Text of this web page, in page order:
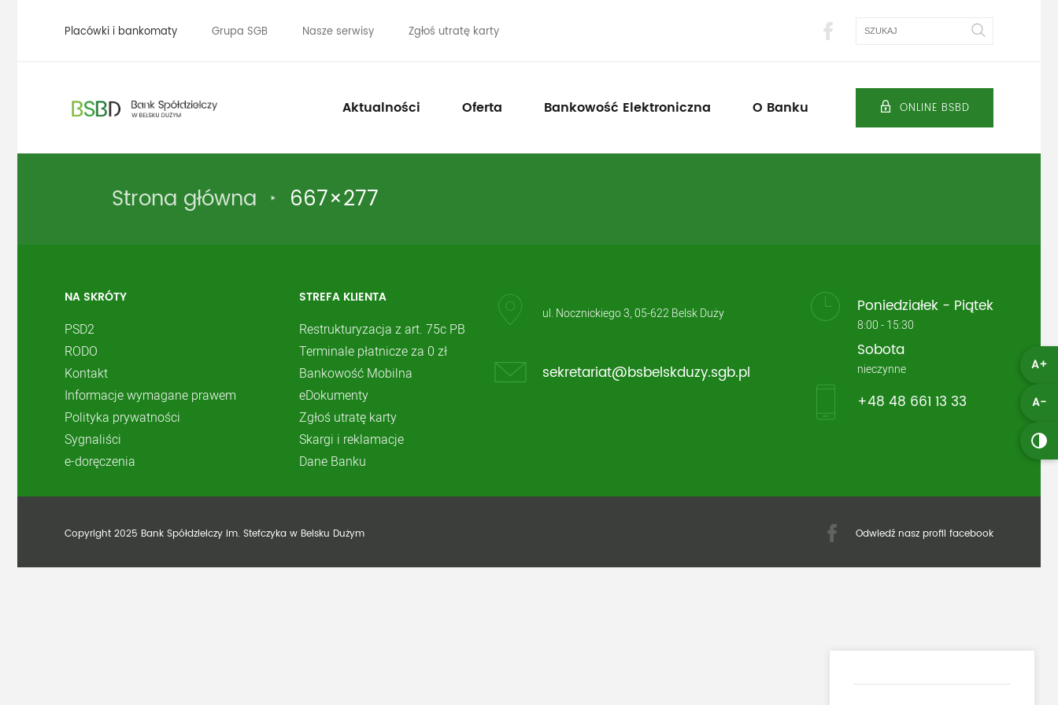
A+
A-
Placówki i bankomaty Grupa SGB Nasze serwisy Zgłoś utratę karty Szukaj
Aktualności Oferta Bankowość Elektroniczna O Banku ONLINE BSBD
Strona główna 667×277
NA SKRÓTY
PSD2
RODO
Kontakt
Informacje wymagane prawem
Polityka prywatności
Sygnaliści
e-doręczenia
STREFA KLIENTA
Restrukturyzacja z art. 75c PB
Terminale płatnicze za 0 zł
Bankowość Mobilna
eDokumenty
Zgłoś utratę karty
Skargi i reklamacje
Dane Banku
ul. Nocznickiego 3, 05-622 Belsk Duży
sekretariat@bsbelskduzy.sgb.pl
Poniedziałek - Piątek
8:00 - 15:30
Sobota
nieczynne
+48 48 661 13 33
Copyright 2025 Bank Spółdzielczy im. Stefczyka w Belsku Dużym Odwiedź nasz profil facebook